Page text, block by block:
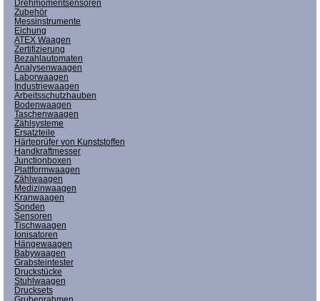
Drehmomentsensoren
Zubehör
Messinstrumente
Eichung
ATEX Waagen
Zertifizierung
Bezahlautomaten
Analysenwaagen
Laborwaagen
Industriewaagen
Arbeitsschutzhauben
Bodenwaagen
Taschenwaagen
Zählsysteme
Ersatzteile
Härteprüfer von Kunststoffen
Handkraftmesser
Junctionboxen
Plattformwaagen
Zählwaagen
Medizinwaagen
Kranwaagen
Sonden
Sensoren
Tischwaagen
Ionisatoren
Hängewaagen
Babywaagen
Grabsteintester
Druckstücke
Stuhlwaagen
Drucksets